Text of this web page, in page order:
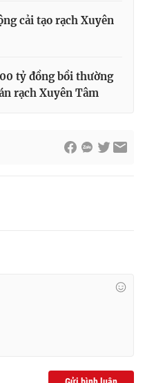
cải tạo rạch Xuyên
tỷ đồng bồi thường
rạch Xuyên Tâm